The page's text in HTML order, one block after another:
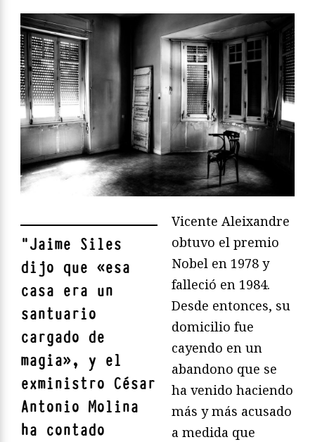
"Jaime Siles
dijo que «esa
casa era un
santuario
cargado de
magia», y el
exministro César
Antonio Molina
ha contado
Vicente Aleixandre
obtuvo el premio
Nobel en 1978 y
falleció en 1984.
Desde entonces, su
domicilio fue
cayendo en un
abandono que se
ha venido haciendo
más y más acusado
a medida que